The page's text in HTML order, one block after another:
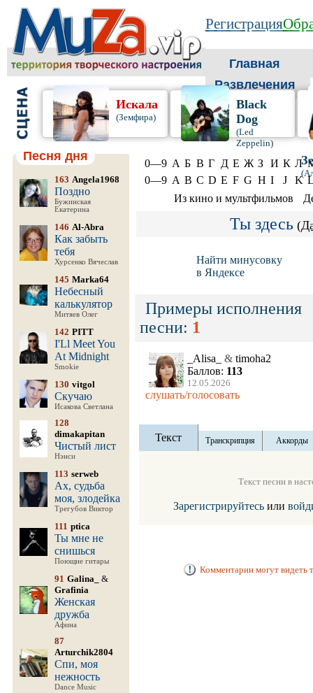
Регистрация
Главная
Развлечения
Искала
(Земфира)
Black
Dog
(Led
Zeppelin)
Песня дня
163 Angela1968
Поздно
Бужинская
Екатерина
146 Al-Abra
Как забыть
тебя
Хурсенко Вячеслав
145 Marka64
Небесный
калькулятор
Митяев Олег
142 PITT
I'Ll Meet You
At Midnight
Smokie
130 vitgol
Скучаю
Исакова Светлана
128
dimakapitan
Чистый лист
Нэнси
113 serweb
Ах, судьба
моя, злодейка
Трегубов Виктор
111 ptica
Ты мне не
снишься
Поющие гитары
91 Galina_
&
Grafinia
Женская
дружба
Афина
87
Arturchik2804
Спи, моя
нежность
Dance Music
0—9 А Б В Г Д Е Ж З И К Л
0—9 A B C D E F G H I J K
Из кино и мультфильмов
Ты здесь (
Найти минусовку
в Яндексе
Примеры исполнения
песни: 1
_Alisa_ & timoha2
Баллов: 113
12.05.2026
слушать/голосовать
Текст Транскрипция Аккорды
Текст песни в
Зарегистрируйтесь или
Комментарии могут видеть